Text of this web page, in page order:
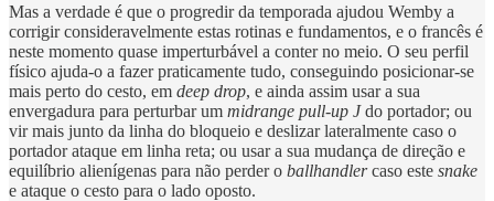
Mas a verdade é que o progredir da temporada ajudou Wemby a
corrigir consideravelmente estas rotinas e fundamentos, e o francês é
neste momento quase imperturbável a conter no meio. O seu perfil
físico ajuda-o a fazer praticamente tudo, conseguindo posicionar-se
mais perto do cesto, em deep drop, e ainda assim usar a sua
envergadura para perturbar um midrange pull-up Jdo portador; ou
vir mais junto da linha do bloqueio e deslizar lateralmente caso o
portador ataque em linha reta; ou usar a sua mudança de direção e
equilíbrio alienígenas para não perder o ballhandlercaso este snake
e ataque o cesto para o lado oposto.